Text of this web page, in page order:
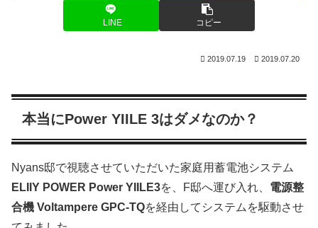
LINE コピー
2019.07.19 2019.07.20
本当にPower YIILE 3はダメなのか？
Nyans邸で視聴させていただいた家庭用蓄電池システム
ELIIY POWER Power YIILE3を、F邸へ運び入れ、 電源整
合機 Voltampere GPC-TQを経由してシステムを駆動させ